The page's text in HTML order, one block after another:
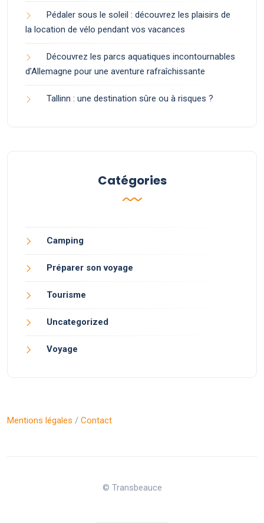
Pédaler sous le soleil : découvrez les plaisirs de
la location de vélo pendant vos vacances
Découvrez les parcs aquatiques incontournables
d’Allemagne pour une aventure rafraîchissante
Tallinn : une destination sûre ou à risques ?
Catégories
Camping
Préparer son voyage
Tourisme
Uncategorized
Voyage
Mentions légales / Contact
© Transbeauce